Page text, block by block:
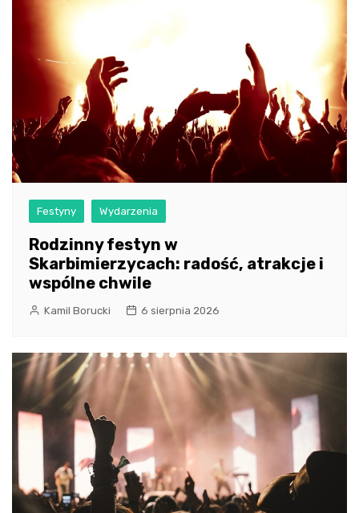
Festyny Wydarzenia
Rodzinny festyn w
Skarbimierzycach: radość, atrakcje i
wspólne chwile
Kamil Borucki 6 sierpnia 2026